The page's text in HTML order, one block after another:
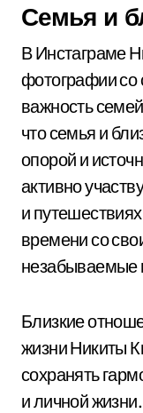
Семья и
В Инстаграме
фотографии со
важность
что семья и
опорой и
активно
и
времени со
Близкие
жизни Никиты
сохранять
и личной